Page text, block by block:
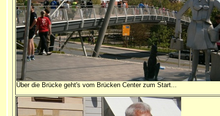
Über die Brücke geht's vom Brücken Center zum Start...